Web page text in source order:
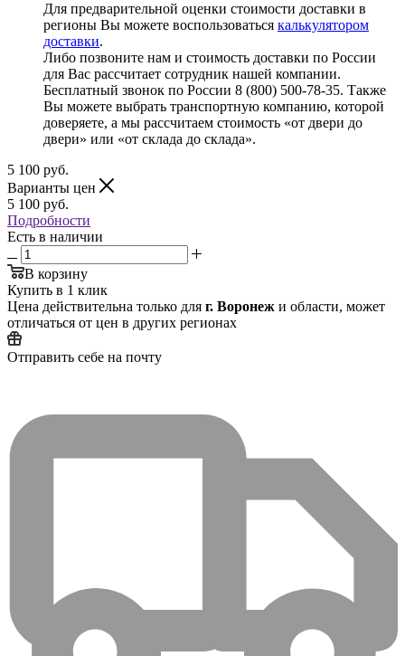
Для предварительной оценки стоимости доставки в
регионы Вы можете воспользоваться калькулятором
доставки.
Либо позвоните нам и стоимость доставки по России
для Вас рассчитает сотрудник нашей компании.
Бесплатный звонок по России 8 (800) 500-78-35. Также
Вы можете выбрать транспортную компанию, которой
доверяете, а мы рассчитаем стоимость «от двери до
двери» или «от склада до склада».
5 100 руб.
Варианты цен
5 100 руб.
Подробности
Есть в наличии
В корзину
Купить в 1 клик
Цена действительна только для г. Воронеж и области, может
отличаться от цен в других регионах
Отправить себе на почту